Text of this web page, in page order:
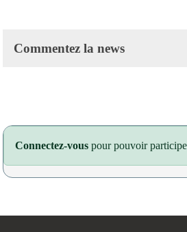
Commentez la news
Connectez-vous pour pouvoir